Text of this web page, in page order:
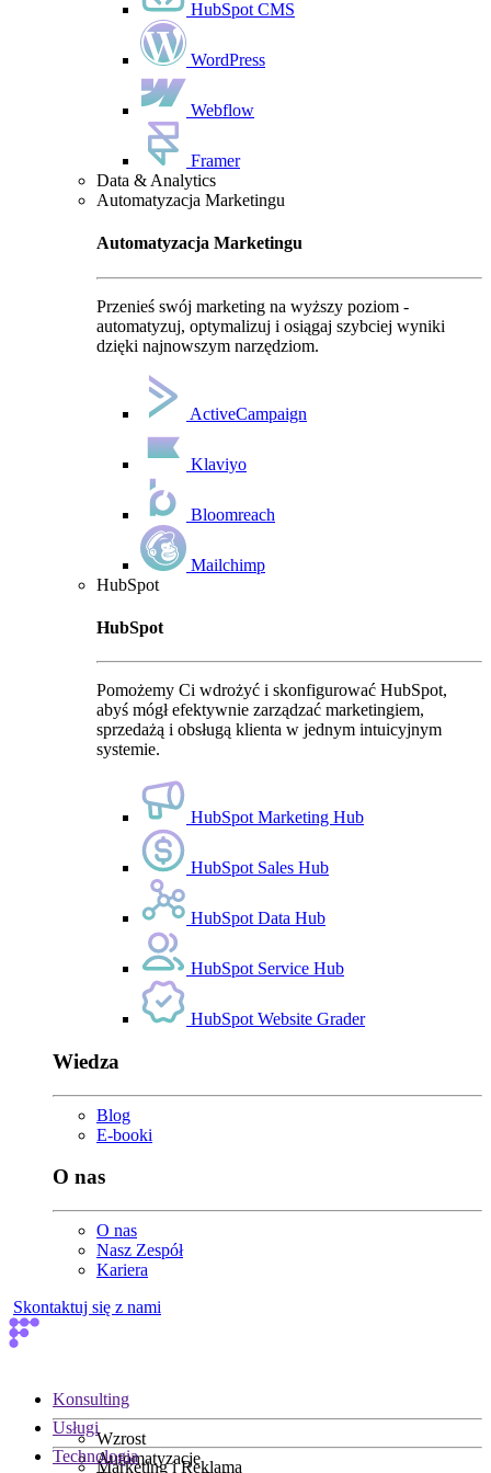
HubSpot CMS
WordPress
Webflow
Framer
Data & Analytics
Automatyzacja Marketingu
Automatyzacja Marketingu
Przenieś swój marketing na wyższy poziom -
automatyzuj, optymalizuj i osiągaj szybciej wyniki
dzięki najnowszym narzędziom.
ActiveCampaign
Klaviyo
Bloomreach
Mailchimp
HubSpot
HubSpot
Pomożemy Ci wdrożyć i skonfigurować HubSpot,
abyś mógł efektywnie zarządzać marketingiem,
sprzedażą i obsługą klienta w jednym intuicyjnym
systemie.
HubSpot Marketing Hub
HubSpot Sales Hub
HubSpot Data Hub
HubSpot Service Hub
HubSpot Website Grader
Wiedza
Blog
E-booki
O nas
O nas
Nasz Zespół
Kariera
Skontaktuj się z nami
Konsulting
Wzrost
Automatyzacje
Usługi
Marketing i Reklama
Technologia